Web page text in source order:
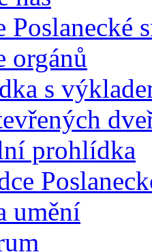
Poslanecké
orgánů
s
prohlídka
umění